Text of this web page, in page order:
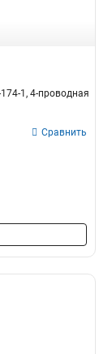
1, 4-проводная
Сравнить